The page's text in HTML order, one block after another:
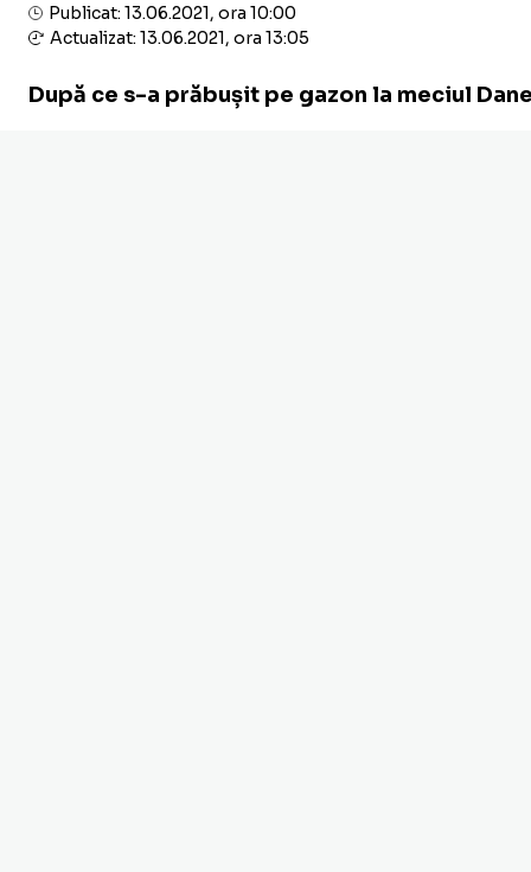
Publicat: 13.06.2021, ora 10:00
Actualizat: 13.06.2021, ora 13:05
După ce s-a prăbușit pe gazon la meciul